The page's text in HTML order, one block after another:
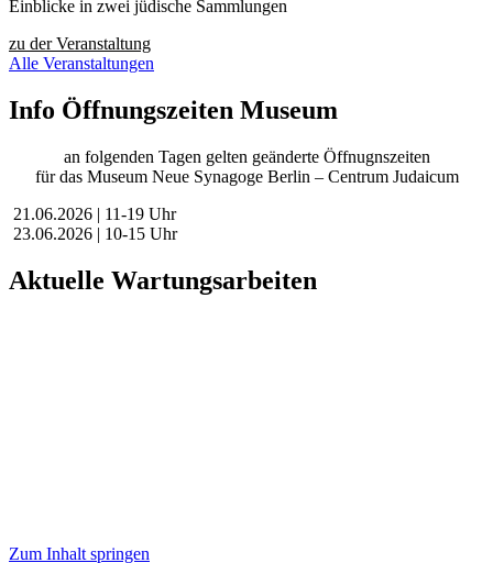
Einblicke in zwei jüdische Sammlungen
zu der Veranstaltung
Alle Veranstaltungen
Info Öffnungszeiten Museum
an folgenden Tagen gelten geänderte Öffnugnszeiten
für das Museum Neue Synagoge Berlin – Centrum Judaicum
21.06.2026 | 11-19 Uhr
23.06.2026 | 10-15 Uhr
Aktuelle Wartungsarbeiten
Zum Inhalt springen